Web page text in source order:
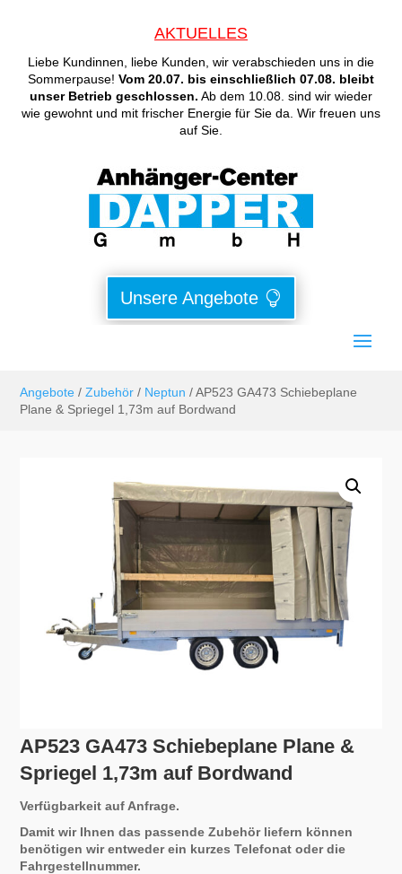
AKTUELLES
Liebe Kundinnen, liebe Kunden, wir verabschieden uns in die
Sommerpause! Vom 20.07. bis einschließlich 07.08. bleibt
unser Betrieb geschlossen. Ab dem 10.08. sind wir wieder
wie gewohnt und mit frischer Energie für Sie da. Wir freuen uns
auf Sie.
Unsere Angebote
Angebote /Zubehör / Neptun / AP523 GA473 Schiebeplane
Plane & Spriegel 1,73m auf Bordwand
AP523 GA473 Schiebeplane Plane &
Spriegel 1,73m auf Bordwand
Verfügbarkeit auf Anfrage.
Damit wir Ihnen das passende Zubehör liefern können
benötigen wir entweder ein kurzes Telefonat oder die
Fahrgestellnummer.